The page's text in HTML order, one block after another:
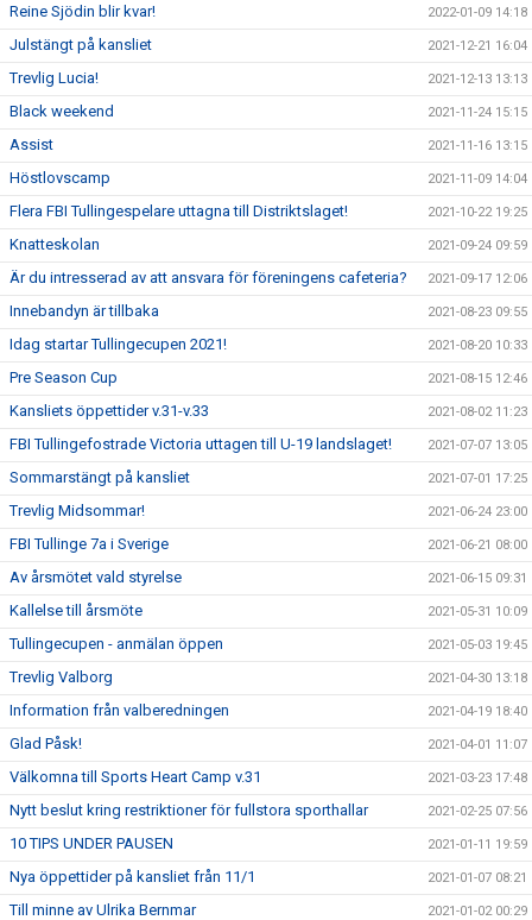
Reine Sjödin blir kvar! 2022-01-09 14:18
Julstängt på kansliet 2021-12-21 16:04
Trevlig Lucia! 2021-12-13 13:13
Black weekend 2021-11-24 15:15
Assist 2021-11-16 13:15
Höstlovscamp 2021-11-09 14:04
Flera FBI Tullingespelare uttagna till Distriktslaget! 2021-10-22 19:25
Knatteskolan 2021-09-24 09:59
Är du intresserad av att ansvara för föreningens cafeteria? 2021-09-17 12:06
Innebandyn är tillbaka 2021-08-23 09:55
Idag startar Tullingecupen 2021! 2021-08-20 10:33
Pre Season Cup 2021-08-15 12:46
Kansliets öppettider v.31-v.33 2021-08-02 11:23
FBI Tullingefostrade Victoria uttagen till U-19 landslaget! 2021-07-07 13:05
Sommarstängt på kansliet 2021-07-01 17:25
Trevlig Midsommar! 2021-06-24 23:00
FBI Tullinge 7a i Sverige 2021-06-21 08:00
Av årsmötet vald styrelse 2021-06-15 09:31
Kallelse till årsmöte 2021-05-31 10:09
Tullingecupen - anmälan öppen 2021-05-03 19:45
Trevlig Valborg 2021-04-30 13:18
Information från valberedningen 2021-04-19 18:40
Glad Påsk! 2021-04-01 11:07
Välkomna till Sports Heart Camp v.31 2021-03-23 17:48
Nytt beslut kring restriktioner för fullstora sporthallar 2021-02-25 07:56
10 TIPS UNDER PAUSEN 2021-01-11 19:59
Nya öppettider på kansliet från 11/1 2021-01-07 08:21
Till minne av Ulrika Bernmar 2021-01-02 00:29